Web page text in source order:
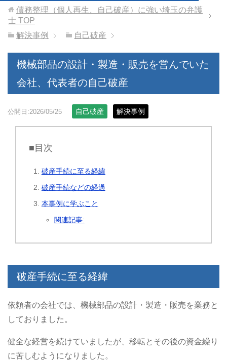
債務整理（個人再生、自己破産）に強い埼玉の弁護
士 TOP
解決事例
自己破産
機械部品の設計・製造・販売を営んでいた
会社、代表者の自己破産
公開日:2026/05/25 自己破産 解決事例
■目次
破産手続に至る経緯
破産手続などの経過
本事例に学ぶこと
関連記事:
破産手続に至る経緯
依頼者の会社では、機械部品の設計・製造・販売を業務と
しておりました。
健全な経営を続けていましたが、移転とその後の資金繰り
に苦しむようになりました。